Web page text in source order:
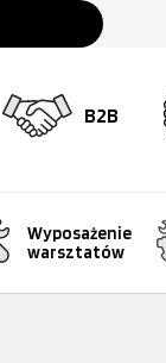
B2B
Wyposażenie
warsztatów